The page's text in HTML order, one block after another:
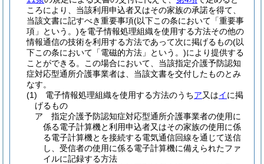
ころにより、当該利用申込者又はその家族の承諾を得て、
当該文書に記すべき重要事項(以下この条において「重要事
項」という。)を電子情報処理組織を使用する方法その他の
情報通信の技術を利用する方法であって次に掲げるもの(以
下この条において「電磁的方法」という。)により提供する
ことができる。
この場合において、当該指定介護予防認知
症対応型通所介護事業者は、当該文書を交付したものとみ
なす。
(1)
電子情報処理組織を使用する方法のうちア又はイに掲
げるもの
ア
指定介護予防認知症対応型通所介護事業者の使用に
係る電子計算機と利用申込者又はその家族の使用に係
る電子計算機とを接続する電気通信回線を通じて送信
し、受信者の使用に係る電子計算機に備えられたファ
イルに記録する方法